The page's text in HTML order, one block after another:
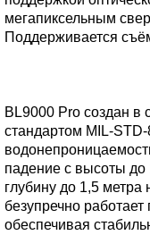
мегапиксельным
Поддерживается
BL9000 Pro создан в
стандартом MIL-
падение с высоты до
глубину до 1,5 метра
безупречно
обеспечивая